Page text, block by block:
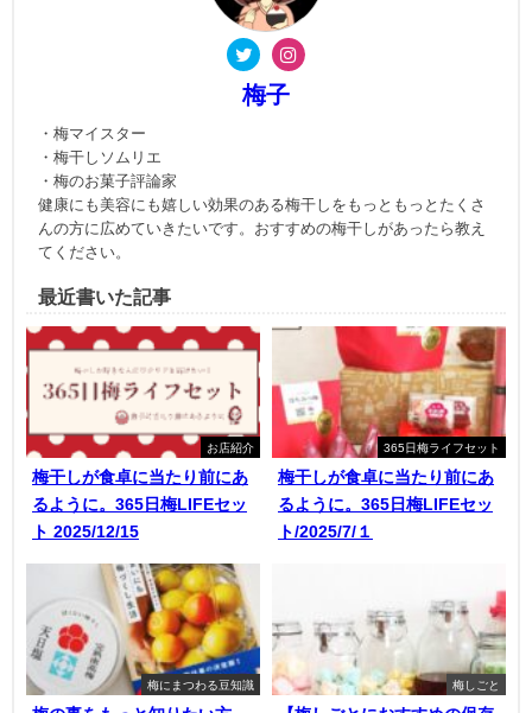
梅子
・梅マイスター
・梅干しソムリエ
・梅のお菓子評論家
健康にも美容にも嬉しい効果のある梅干しをもっともっとたくさ
んの方に広めていきたいです。おすすめの梅干しがあったら教え
てください。
最近書いた記事
お店紹介
梅干しが食卓に当たり前にあ
るように。365日梅LIFEセッ
ト 2025/12/15
365日梅ライフセット
梅干しが食卓に当たり前にあ
るように。365日梅LIFEセッ
ト/2025/7/１
梅にまつわる豆知識 梅しごと